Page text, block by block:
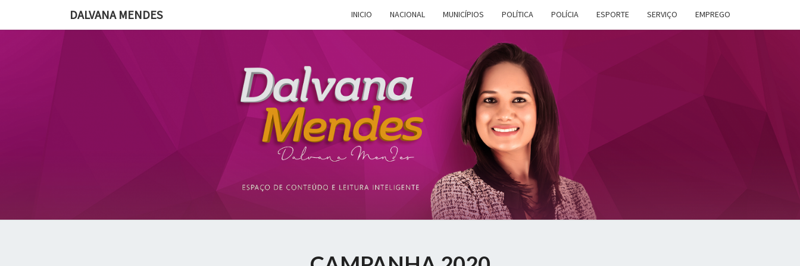
DALVANA MENDES INICIO NACIONAL MUNICÍPIOS POLÍTICA POLÍCIA ESPORTE SERVIÇO EMPREGO
DALVANA
MENDES
Espaço De
Conteúdo E
Inteligente